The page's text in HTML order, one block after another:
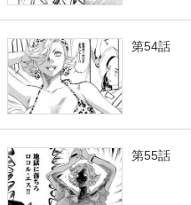
第54話
第55話